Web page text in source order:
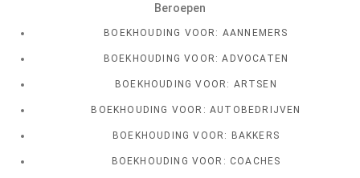
Beroepen
BOEKHOUDING VOOR: AANNEMERS
BOEKHOUDING VOOR: ADVOCATEN
BOEKHOUDING VOOR: ARTSEN
BOEKHOUDING VOOR: AUTOBEDRIJVEN
BOEKHOUDING VOOR: BAKKERS
BOEKHOUDING VOOR: COACHES